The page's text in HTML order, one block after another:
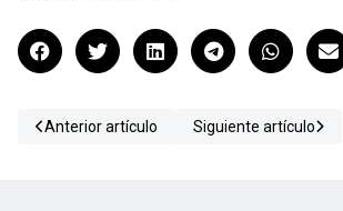
Anterior artículo Siguiente artículo